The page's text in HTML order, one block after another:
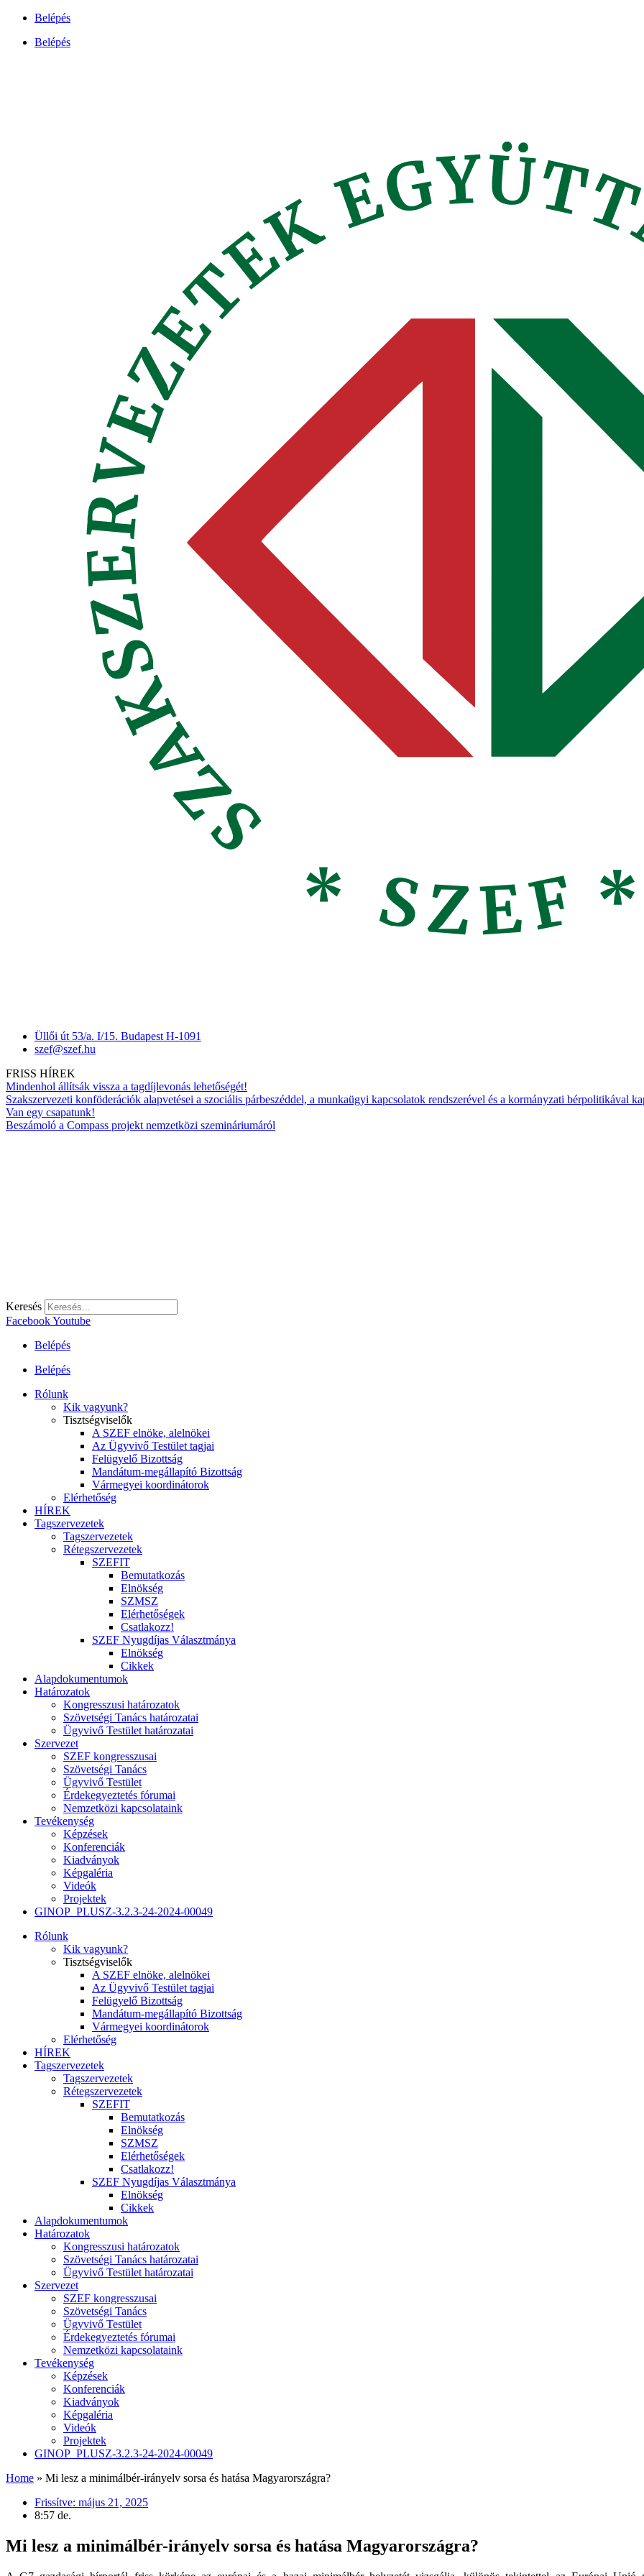
Ugrás
tartalomhoz
Belépés
Belépés
Üllői út 53/a. I/15. Budapest H-1091
szef@szef.hu
FRISS HÍREK
Mindenhol állítsák vissza a tagdíjlevonás lehetőségét!
Szakszervezeti konföderációk alapvetései a szociális párbeszéddel, a munkaügyi kapcsolatok rendszerével és a kormányzati bérpolitikával
Van egy csapatunk!
Beszámoló a Compass projekt nemzetközi szemináriumáról
Keresés
FacebookYoutube
Belépés
Belépés
Rólunk
Kik vagyunk?
Tisztségviselők
A SZEF elnöke, alelnökei
Az Ügyvivő Testület tagjai
Felügyelő Bizottság
Mandátum-megállapító Bizottság
Vármegyei koordinátorok
Elérhetőség
HÍREK
Tagszervezetek
Tagszervezetek
Rétegszervezetek
SZEFIT
Bemutatkozás
Elnökség
SZMSZ
Elérhetőségek
Csatlakozz!
SZEF Nyugdíjas Választmánya
Elnökség
Cikkek
Alapdokumentumok
Határozatok
Kongresszusi határozatok
Szövetségi Tanács határozatai
Ügyvivő Testület határozatai
Szervezet
SZEF kongresszusai
Szövetségi Tanács
Ügyvivő Testület
Érdekegyeztetés fórumai
Nemzetközi kapcsolataink
Tevékenység
Képzések
Konferenciák
Kiadványok
Képgaléria
Videók
Projektek
GINOP_PLUSZ-3.2.3-24-2024-00049
Rólunk
Kik vagyunk?
Tisztségviselők
A SZEF elnöke, alelnökei
Az Ügyvivő Testület tagjai
Felügyelő Bizottság
Mandátum-megállapító Bizottság
Vármegyei koordinátorok
Elérhetőség
HÍREK
Tagszervezetek
Tagszervezetek
Rétegszervezetek
SZEFIT
Bemutatkozás
Elnökség
SZMSZ
Elérhetőségek
Csatlakozz!
SZEF Nyugdíjas Választmánya
Elnökség
Cikkek
Alapdokumentumok
Határozatok
Kongresszusi határozatok
Szövetségi Tanács határozatai
Ügyvivő Testület határozatai
Szervezet
SZEF kongresszusai
Szövetségi Tanács
Ügyvivő Testület
Érdekegyeztetés fórumai
Nemzetközi kapcsolataink
Tevékenység
Képzések
Konferenciák
Kiadványok
Képgaléria
Videók
Projektek
GINOP_PLUSZ-3.2.3-24-2024-00049
Home » Mi lesz a minimálbér-irányelv sorsa és hatása Magyarországra?
Frissítve: május 21, 2025
8:57 de.
Mi lesz a minimálbér-irányelv sorsa és hatása Magyarországra?